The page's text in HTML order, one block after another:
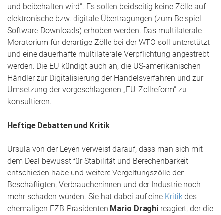
und beibehalten wird“. Es sollen beidseitig keine Zölle auf
elektronische bzw. digitale Übertragungen (zum Beispiel
Software-Downloads) erhoben werden. Das multilaterale
Moratorium für derartige Zölle bei der WTO soll unterstützt
und eine dauerhafte multilaterale Verpflichtung angestrebt
werden. Die EU kündigt auch an, die US-amerikanischen
Händler zur Digitalisierung der Handelsverfahren und zur
Umsetzung der vorgeschlagenen „EU-Zollreform“ zu
konsultieren.
Heftige Debatten und Kritik
Ursula von der Leyen verweist darauf, dass man sich mit
dem Deal bewusst für Stabilität und Berechenbarkeit
entschieden habe und weitere Vergeltungszölle den
Beschäftigten, Verbraucher:innen und der Industrie noch
mehr schaden würden. Sie hat dabei auf eine Kritik des
ehemaligen EZB-Präsidenten Mario Draghi reagiert, der die